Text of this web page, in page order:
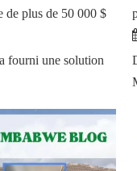
de plus de 50 000 $
fourni une solution